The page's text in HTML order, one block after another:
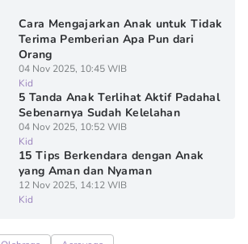
Cara Mengajarkan Anak untuk Tidak
Terima Pemberian Apa Pun dari
Orang
04 Nov 2025, 10:45 WIB
Kid
5 Tanda Anak Terlihat Aktif Padahal
Sebenarnya Sudah Kelelahan
04 Nov 2025, 10:52 WIB
Kid
15 Tips Berkendara dengan Anak
yang Aman dan Nyaman
12 Nov 2025, 14:12 WIB
Kid